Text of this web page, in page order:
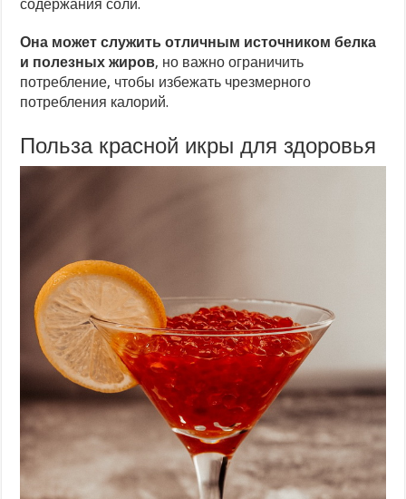
содержания соли.
Она может служить отличным источником белка
и полезных жиров, но важно ограничить
потребление, чтобы избежать чрезмерного
потребления калорий.
Польза красной икры для здоровья